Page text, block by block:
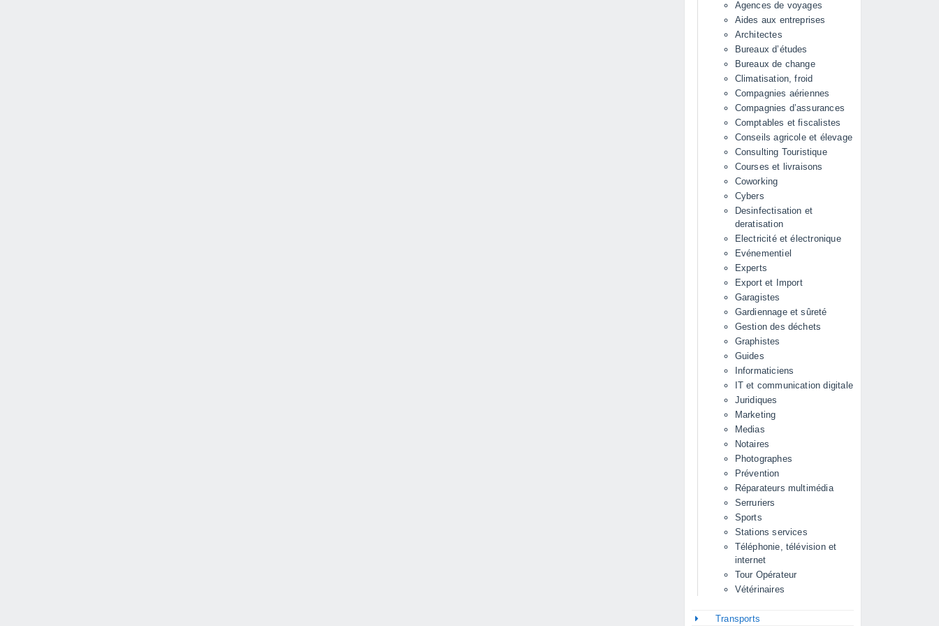
Agences de voyages
Aides aux entreprises
Architectes
Bureaux d’études
Bureaux de change
Climatisation, froid
Compagnies aériennes
Compagnies d’assurances
Comptables et fiscalistes
Conseils agricole et élevage
Consulting Touristique
Courses et livraisons
Coworking
Cybers
Desinfectisation et
deratisation
Electricité et électronique
Evénementiel
Experts
Export et Import
Garagistes
Gardiennage et sûreté
Gestion des déchets
Graphistes
Guides
Informaticiens
IT et communication digitale
Juridiques
Marketing
Medias
Notaires
Photographes
Prévention
Réparateurs multimédia
Serruriers
Sports
Stations services
Téléphonie, télévision et
internet
Tour Opérateur
Vétérinaires
Transports